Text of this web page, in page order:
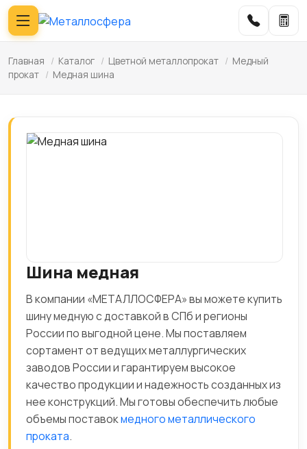
Главная / Каталог / Цветной металлопрокат / Медный
прокат / Медная шина
Шина медная
В компании «МЕТАЛЛОСФЕРА» вы можете купить
шину медную с доставкой в СПб и регионы
России по выгодной цене. Мы поставляем
сортамент от ведущих металлургических
заводов России и гарантируем высокое
качество продукции и надежность созданных из
нее конструкций. Мы готовы обеспечить любые
объемы поставокмедного металлического
проката.